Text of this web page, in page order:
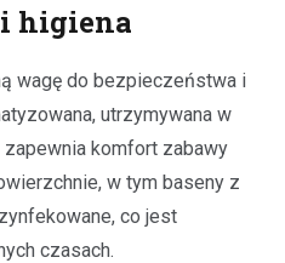
higiena
wagę do bezpieczeństwa i
utrzymywana w
zapewnia komfort zabawy
w tym baseny z
co jest
czasach.